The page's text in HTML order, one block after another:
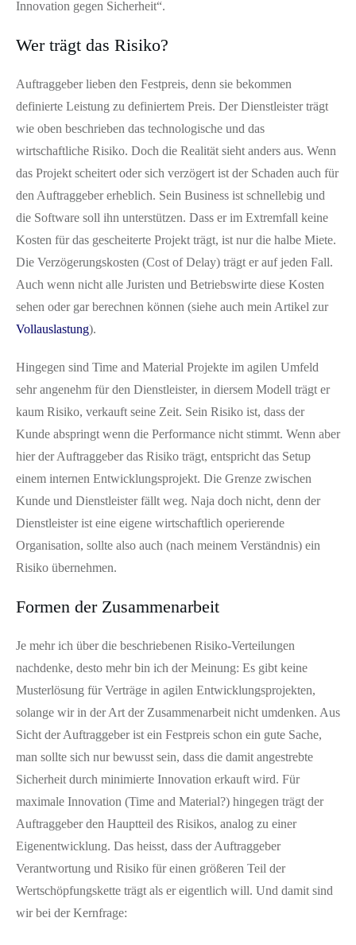
Innovation gegen Sicherheit“.
Wer trägt das Risiko?
Auftraggeber lieben den Festpreis, denn sie bekommen
definierte Leistung zu definiertem Preis. Der Dienstleister trägt
wie oben beschrieben das technologische und das
wirtschaftliche Risiko. Doch die Realität sieht anders aus. Wenn
das Projekt scheitert oder sich verzögert ist der Schaden auch für
den Auftraggeber erheblich. Sein Business ist schnellebig und
die Software soll ihn unterstützen. Dass er im Extremfall keine
Kosten für das gescheiterte Projekt trägt, ist nur die halbe Miete.
Die Verzögerungskosten (Cost of Delay) trägt er auf jeden Fall.
Auch wenn nicht alle Juristen und Betriebswirte diese Kosten
sehen oder gar berechnen können (siehe auch mein Artikel zur
Vollauslastung).
Hingegen sind Time and Material Projekte im agilen Umfeld
sehr angenehm für den Dienstleister, in diersem Modell trägt er
kaum Risiko, verkauft seine Zeit. Sein Risiko ist, dass der
Kunde abspringt wenn die Performance nicht stimmt. Wenn aber
hier der Auftraggeber das Risiko trägt, entspricht das Setup
einem internen Entwicklungsprojekt. Die Grenze zwischen
Kunde und Dienstleister fällt weg. Naja doch nicht, denn der
Dienstleister ist eine eigene wirtschaftlich operierende
Organisation, sollte also auch (nach meinem Verständnis) ein
Risiko übernehmen.
Formen der Zusammenarbeit
Je mehr ich über die beschriebenen Risiko-Verteilungen
nachdenke, desto mehr bin ich der Meinung: Es gibt keine
Musterlösung für Verträge in agilen Entwicklungsprojekten,
solange wir in der Art der Zusammenarbeit nicht umdenken. Aus
Sicht der Auftraggeber ist ein Festpreis schon ein gute Sache,
man sollte sich nur bewusst sein, dass die damit angestrebte
Sicherheit durch minimierte Innovation erkauft wird. Für
maximale Innovation (Time and Material?) hingegen trägt der
Auftraggeber den Hauptteil des Risikos, analog zu einer
Eigenentwicklung. Das heisst, dass der Auftraggeber
Verantwortung und Risiko für einen größeren Teil der
Wertschöpfungskette trägt als er eigentlich will. Und damit sind
wir bei der Kernfrage: